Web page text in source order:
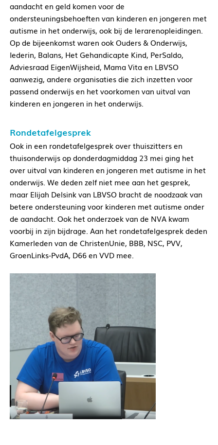
aandacht en geld komen voor de
ondersteuningsbehoeften van kinderen en jongeren met
autisme in het onderwijs, ook bij de lerarenopleidingen.
Op de bijeenkomst waren ook Ouders & Onderwijs,
Iederin, Balans, Het Gehandicapte Kind, PerSaldo,
Adviesraad EigenWijsheid, Mama Vita en LBVSO
aanwezig, andere organisaties die zich inzetten voor
passend onderwijs en het voorkomen van uitval van
kinderen en jongeren in het onderwijs.
Rondetafelgesprek
Ook in een rondetafelgesprek over thuiszitters en
thuisonderwijs op donderdagmiddag 23 mei ging het
over uitval van kinderen en jongeren met autisme in het
onderwijs. We deden zelf niet mee aan het gesprek,
maar Elijah Delsink van LBVSO bracht de noodzaak van
betere ondersteuning voor kinderen met autisme onder
de aandacht. Ook het onderzoek van de NVA kwam
voorbij in zijn bijdrage. Aan het rondetafelgesprek deden
Kamerleden van de ChristenUnie, BBB, NSC, PVV,
GroenLinks-PvdA, D66 en VVD mee.